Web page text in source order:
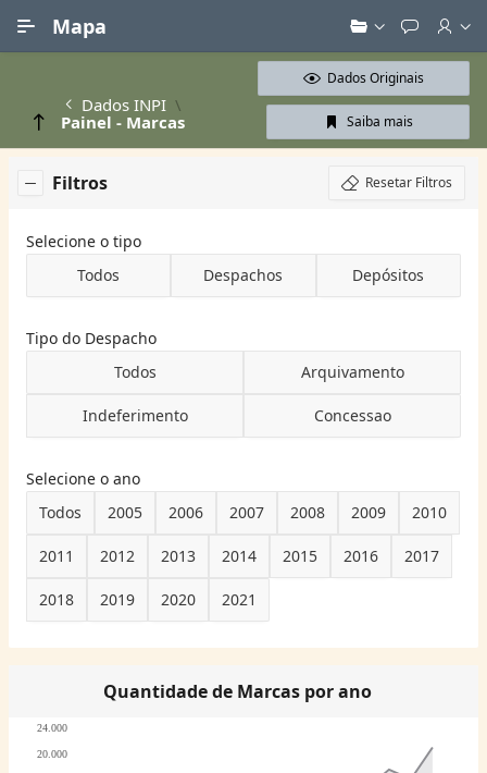
Mapa
Dados INPI
Painel - Marcas
Dados Originais
Saiba mais
Filtros Resetar Filtros
Selecione o tipo
Todos
Despachos Depósitos
Tipo do Despacho
Todos
Arquivamento
Indeferimento Concessao
Selecione o ano
Todos
2005 2006 2007 2008 2009 2010
2011 2012 2013 2014 2015 2016 2017
2018 2019 2020 2021
Quantidade de Marcas por ano
20.000
24.000